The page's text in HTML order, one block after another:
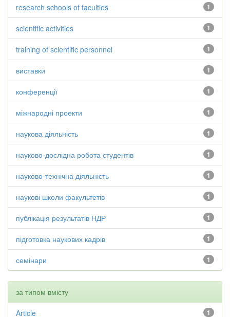
1
research schools of faculties
1
scientific activities
1
training of scientific personnel
1
виставки
1
конференції
1
міжнародні проекти
1
наукова діяльність
1
науково-дослідна робота студентів
1
науково-технічна діяльність
1
наукові школи факультетів
1
публікація результатів НДР
1
підготовка наукових кадрів
1
семінари
за типом вмісту
1
Article